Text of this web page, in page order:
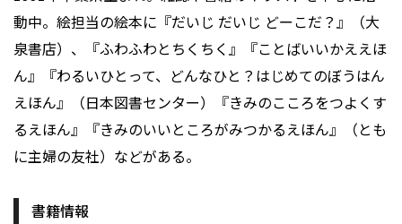
動中。絵担当の絵本に『だいじ だいじ どーこだ？』（大
泉書店）、『ふわふわとちくちく』『ことばいいかええほ
ん』『わるいひとって、どんなひと？はじめてのぼうはん
えほん』（日本図書センター）『きみのこころをつよくす
るえほん』『きみのいいところがみつかるえほん』（とも
に主婦の友社）などがある。
書籍情報